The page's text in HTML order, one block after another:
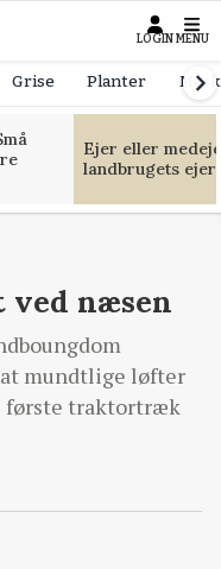
LOGIN MENU
Grise Planter
Ejer eller
landbrugets
næsen
at mundtlige løfter
første traktortræk